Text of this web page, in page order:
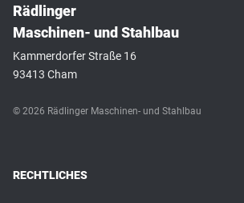
Rädlinger
Maschinen- und Stahlbau
Kammerdorfer Straße 16
93413 Cham
© 2026 Rädlinger Maschinen- und Stahlbau
RECHTLICHES